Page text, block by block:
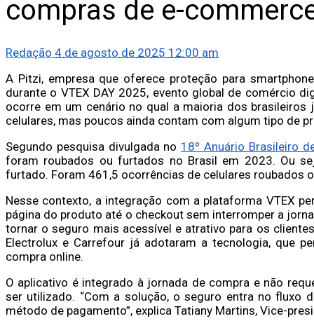
compras de e-
Redação 4 de agosto de 2025 12:00 am
A Pitzi, empresa que oferece proteção para
durante o VTEX DAY 2025, evento global de comércio
ocorre em um cenário no qual a maioria dos
celulares, mas poucos ainda contam com algum tipo de
Segundo pesquisa divulgada no 18º Anuário Brasileiro
foram roubados ou furtados no Brasil em 2023. Ou
furtado. Foram 461,5 ocorrências de celulares roubados
Nesse contexto, a integração com a plataforma VTEX
página do produto até o checkout sem interromper a
tornar o seguro mais acessível e atrativo para os
Electrolux e Carrefour já adotaram a tecnologia, que
compra online.
O aplicativo é integrado à jornada de compra e não
ser utilizado. “Com a solução, o seguro entra no fluxo
método de pagamento”, explica Tatiany Martins, Vice-